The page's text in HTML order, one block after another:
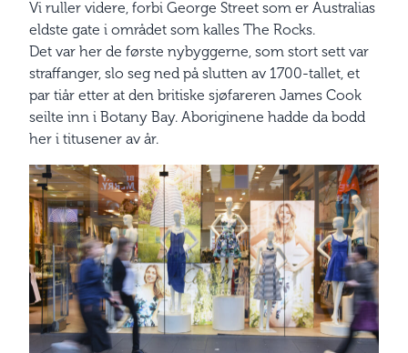
Vi ruller videre, forbi George Street som er Australias
eldste gate i området som kalles The Rocks.
Det var her de første nybyggerne, som stort sett var
straffanger, slo seg ned på slutten av 1700-tallet, et
par tiår etter at den britiske sjøfareren James Cook
seilte inn i Botany Bay. Aboriginene hadde da bodd
her i titusener av år.